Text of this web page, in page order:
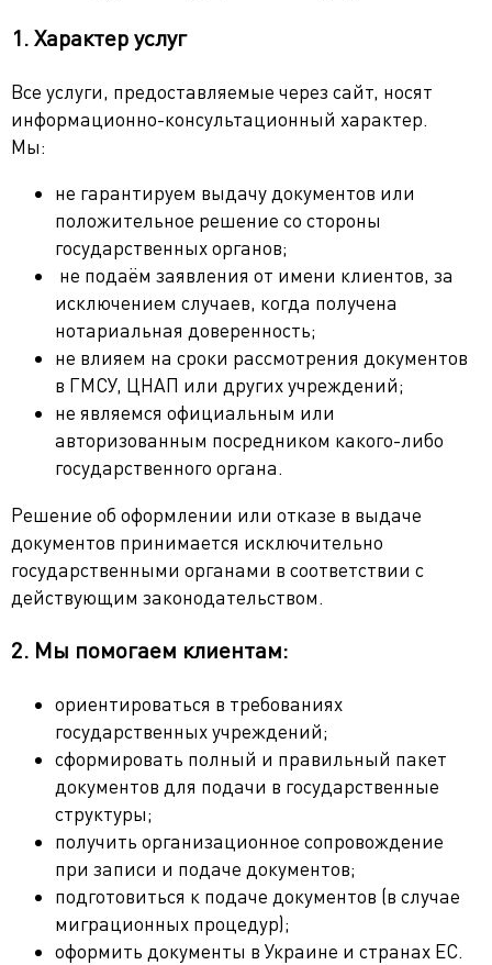
1. Характер услуг
Все услуги, предоставляемые через сайт, носят
информационно-консультационный характер.
Мы:
не гарантируем выдачу документов или
положительное решение со стороны
государственных органов;
не подаём заявления от имени клиентов, за
исключением случаев, когда получена
нотариальная доверенность;
не влияем на сроки рассмотрения документов
в ГМСУ, ЦНАП или других учреждений;
не являемся официальным или
авторизованным посредником какого-либо
государственного органа.
Решение об оформлении или отказе в выдаче
документов принимается исключительно
государственными органами в соответствии с
действующим законодательством.
2. Мы помогаем клиентам:
ориентироваться в требованиях
государственных учреждений;
сформировать полный и правильный пакет
документов для подачи в государственные
структуры;
получить организационное сопровождение
при записи и подаче документов;
подготовиться к подаче документов (в случае
миграционных процедур);
оформить документы в Украине и странах ЕС.